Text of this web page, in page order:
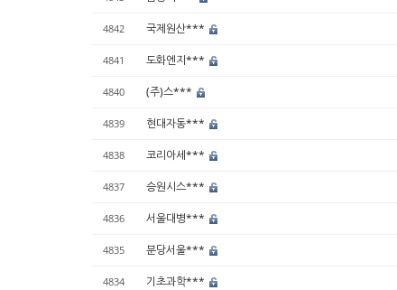
4842 국제원산***
4841 도화엔지***
4840 (주)스***
4839 현대자동***
4838 코리아세***
4837 승원시스***
4836 서울대병***
4835 분당서울***
4834 기초과학***